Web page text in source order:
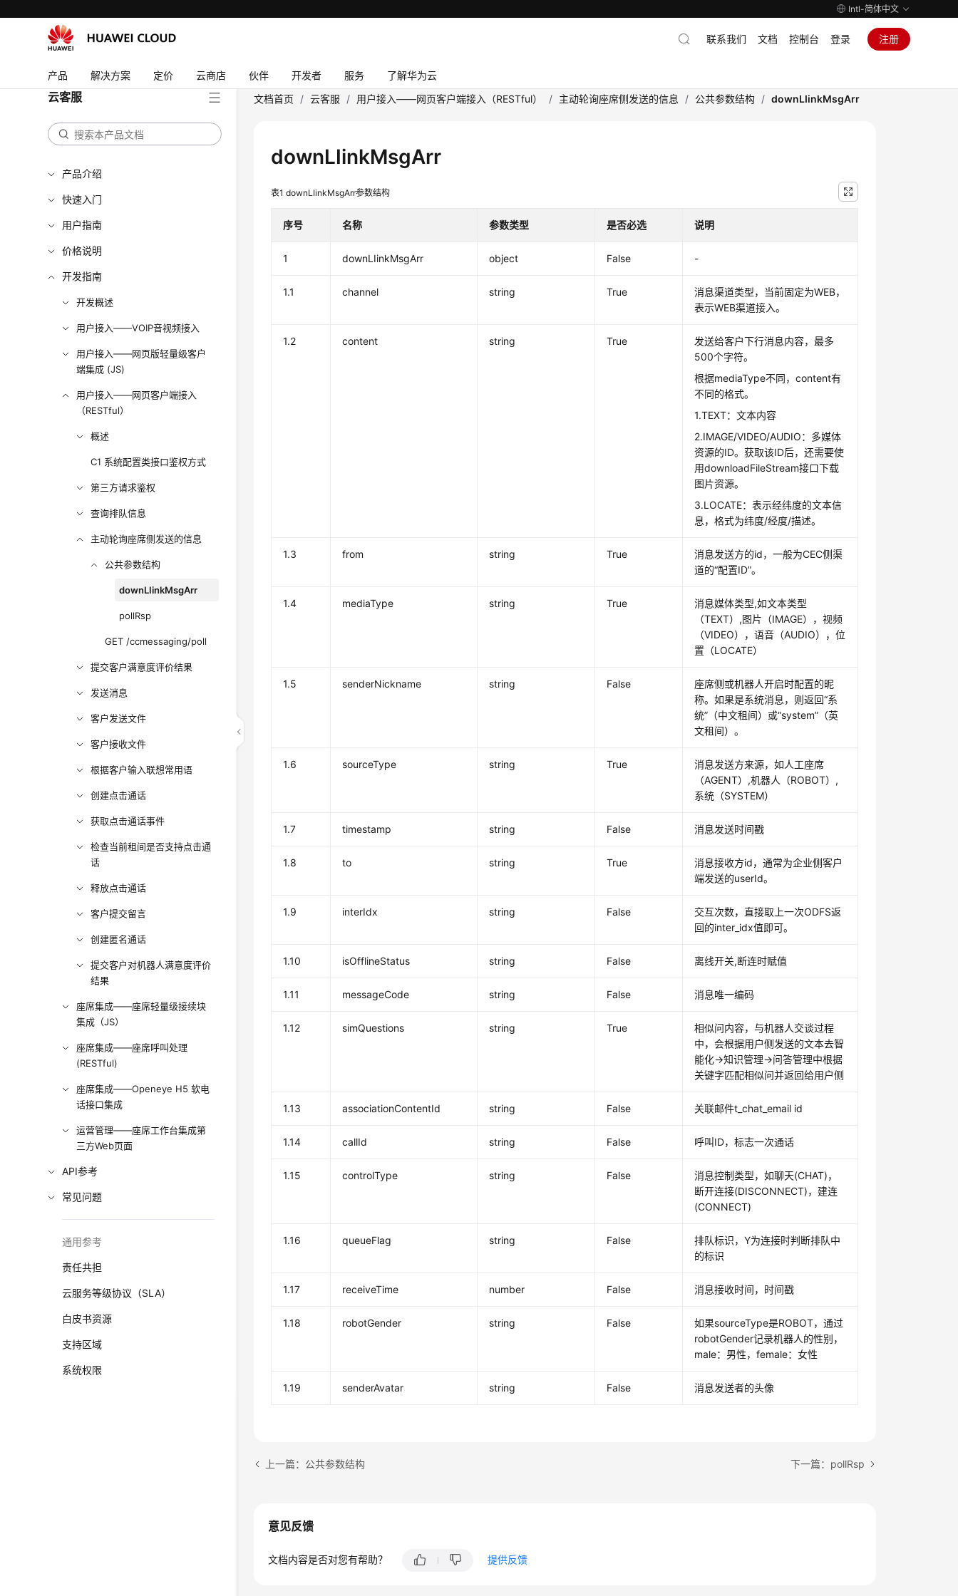
Intl-简体中文
产品 解决方案 定价 云商店 伙伴 开发者 服务 了解华为云
联系我们 文档 控制台 登录 注册
云客服
产品介绍
快速入门
用户指南
价格说明
开发指南
开发概述
用户接入——VOIP音视频接入
用户接入——网页版轻量级客户
端集成 (JS)
用户接入——网页客户端接入
（RESTful）
概述
C1 系统配置类接口鉴权方式
第三方请求鉴权
查询排队信息
主动轮询座席侧发送的信息
公共参数结构
downLIinkMsgArr
pollRsp
GET /ccmessaging/poll
提交客户满意度评价结果
发送消息
客户发送文件
客户接收文件
根据客户输入联想常用语
创建点击通话
获取点击通话事件
检查当前租间是否支持点击通
话
释放点击通话
客户提交留言
创建匿名通话
提交客户对机器人满意度评价
结果
座席集成——座席轻量级接续块
集成（JS）
座席集成——座席呼叫处理
(RESTful)
座席集成——Openeye H5 软电
话接口集成
运营管理——座席工作台集成第
三方Web页面
API参考
常见问题
通用参考
责任共担
云服务等级协议（SLA）
白皮书资源
支持区域
系统权限
文档首页 / 云客服 / 用户接入——网页客户端接入（RESTful） / 主动轮询座席侧发送的信息 / 公共参数结构 / downLIinkMsgArr
downLIinkMsgArr
表1downLIinkMsgArr参数结构
序号 名称 参数类型 是否必选 说明
1 downLIinkMsgArr object False -
1.1 channel string True
消息渠道类型，当前固定为WEB，
表示WEB渠道接入。
1.2 content string True
发送给客户下行消息内容，最多
500个字符。
根据mediaType不同，content有
不同的格式。
1.TEXT：文本内容
2.IMAGE/VIDEO/AUDIO：多媒体
资源的ID。获取该ID后，还需要使
用downloadFileStream接口下载
图片资源。
3.LOCATE：表示经纬度的文本信
息，格式为纬度/经度/描述。
1.3 from string True
消息发送方的id，一般为CEC侧渠
道的“配置ID”。
1.4 mediaType string True
消息媒体类型,如文本类型
（TEXT）,图片（IMAGE），视频
（VIDEO），语音（AUDIO），位
置（LOCATE）
1.5 senderNickname string False
座席侧或机器人开启时配置的昵
称。如果是系统消息，则返回“系
统”（中文租间）或“system”（英
文租间）。
1.6 sourceType string True
消息发送方来源，如人工座席
（AGENT）,机器人（ROBOT）,
系统（SYSTEM）
1.7 timestamp string False 消息发送时间戳
1.8 to string True
消息接收方id，通常为企业侧客户
端发送的userId。
1.9 interIdx string False
交互次数，直接取上一次ODFS返
回的inter_idx值即可。
1.10 isOfflineStatus string False 离线开关,断连时赋值
1.11 messageCode string False 消息唯一编码
1.12 simQuestions string True
相似问内容，与机器人交谈过程
中，会根据用户侧发送的文本去智
能化->知识管理->问答管理中根据
关键字匹配相似问并返回给用户侧
1.13 associationContentId string False 关联邮件t_chat_email id
1.14 callId string False 呼叫ID，标志一次通话
1.15 controlType string False
消息控制类型，如聊天(CHAT)，
断开连接(DISCONNECT)，建连
(CONNECT)
1.16 queueFlag string False
排队标识，Y为连接时判断排队中
的标识
1.17 receiveTime number False 消息接收时间，时间戳
1.18 robotGender string False
如果sourceType是ROBOT，通过
robotGender记录机器人的性别，
male：男性，female：女性
1.19 senderAvatar string False 消息发送者的头像
上一篇：公共参数结构 下一篇：pollRsp
意见反馈
文档内容是否对您有帮助？ 提供反馈